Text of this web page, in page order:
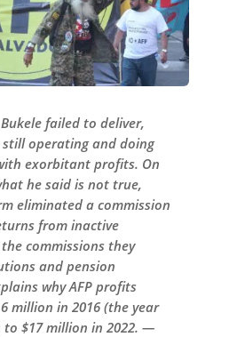
failed to deliver,
still operating and doing
exorbitant profits. On
he said is not true,
eliminated a commission
from inactive
commissions they
and pension
why AFP profits
million in 2016 (the year
$17 million in 2022. —